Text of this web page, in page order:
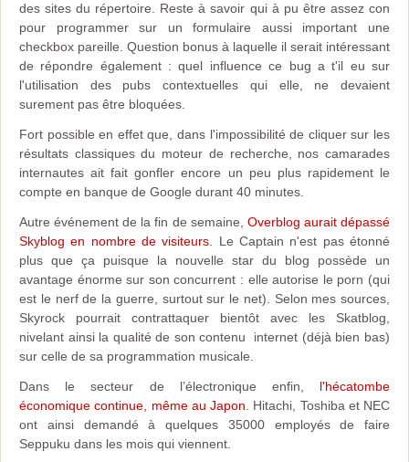
des sites du répertoire. Reste à savoir qui à pu être assez con
pour programmer sur un formulaire aussi important une
checkbox pareille. Question bonus à laquelle il serait intéressant
de répondre également : quel influence ce bug a t'il eu sur
l'utilisation des pubs contextuelles qui elle, ne devaient
surement pas être bloquées.
Fort possible en effet que, dans l'impossibilité de cliquer sur les
résultats classiques du moteur de recherche, nos camarades
internautes ait fait gonfler encore un peu plus rapidement le
compte en banque de Google durant 40 minutes.
Autre événement de la fin de semaine, Overblog aurait dépassé
Skyblog en nombre de visiteurs . Le Captain n'est pas étonné
plus que ça puisque la nouvelle star du blog possède un
avantage énorme sur son concurrent : elle autorise le porn (qui
est le nerf de la guerre, surtout sur le net). Selon mes sources,
Skyrock pourrait contrattaquer bientôt avec les Skatblog,
nivelant ainsi la qualité de son contenu internet (déjà bien bas)
sur celle de sa programmation musicale.
Dans le secteur de l’électronique enfin, l'hécatombe
économique continue, même au Japon . Hitachi, Toshiba et NEC
ont ainsi demandé à quelques 35000 employés de faire
Seppuku dans les mois qui viennent.